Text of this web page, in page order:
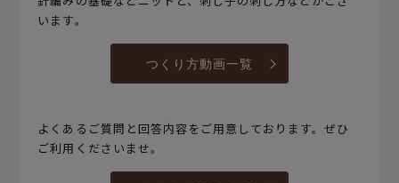
います。
つくり方動画一覧
よくあるご質問と回答内容をご用意しております。ぜひ
ご利用くださいませ。